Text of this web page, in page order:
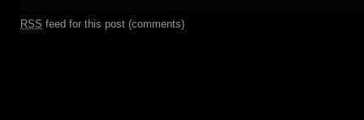
RSS feed for this post (comments)